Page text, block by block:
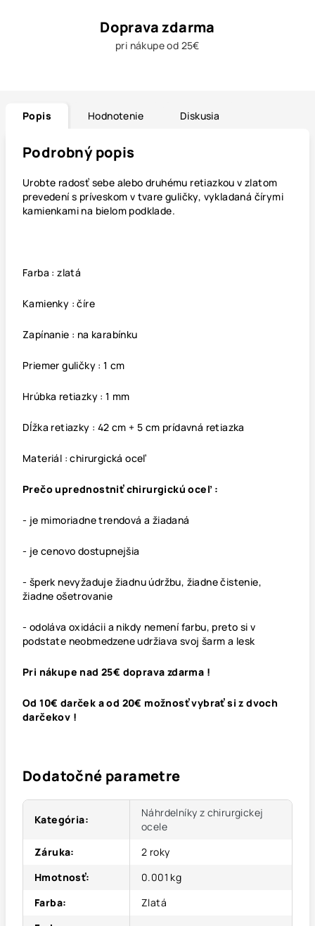
Doprava zdarma
pri nákupe od 25€
Popis Hodnotenie Diskusia
Podrobný popis
Urobte radosť sebe alebo druhému retiazkou v zlatom
prevedení s príveskom v tvare guličky, vykladaná čírymi
kamienkami na bielom podklade.
Farba : zlatá
Kamienky : číre
Zapínanie : na karabínku
Priemer guličky : 1 cm
Hrúbka retiazky : 1 mm
Dĺžka retiazky : 42 cm + 5 cm prídavná retiazka
Materiál : chirurgická oceľ
Prečo uprednostniť chirurgickú oceľ :
- je mimoriadne trendová a žiadaná
- je cenovo dostupnejšia
- šperk nevyžaduje žiadnu údržbu, žiadne čistenie,
žiadne ošetrovanie
- odoláva oxidácii a nikdy nemení farbu, preto si v
podstate neobmedzene udržiava svoj šarm a lesk
Pri nákupe nad 25€ doprava zdarma !
Od 10€ darček a od 20€ možnosť vybrať si z dvoch
darčekov !
Dodatočné parametre
Kategória:
Náhrdelníky z chirurgickej
ocele
Záruka:
2 roky
Hmotnosť:
0.001 kg
Farba:
Zlatá